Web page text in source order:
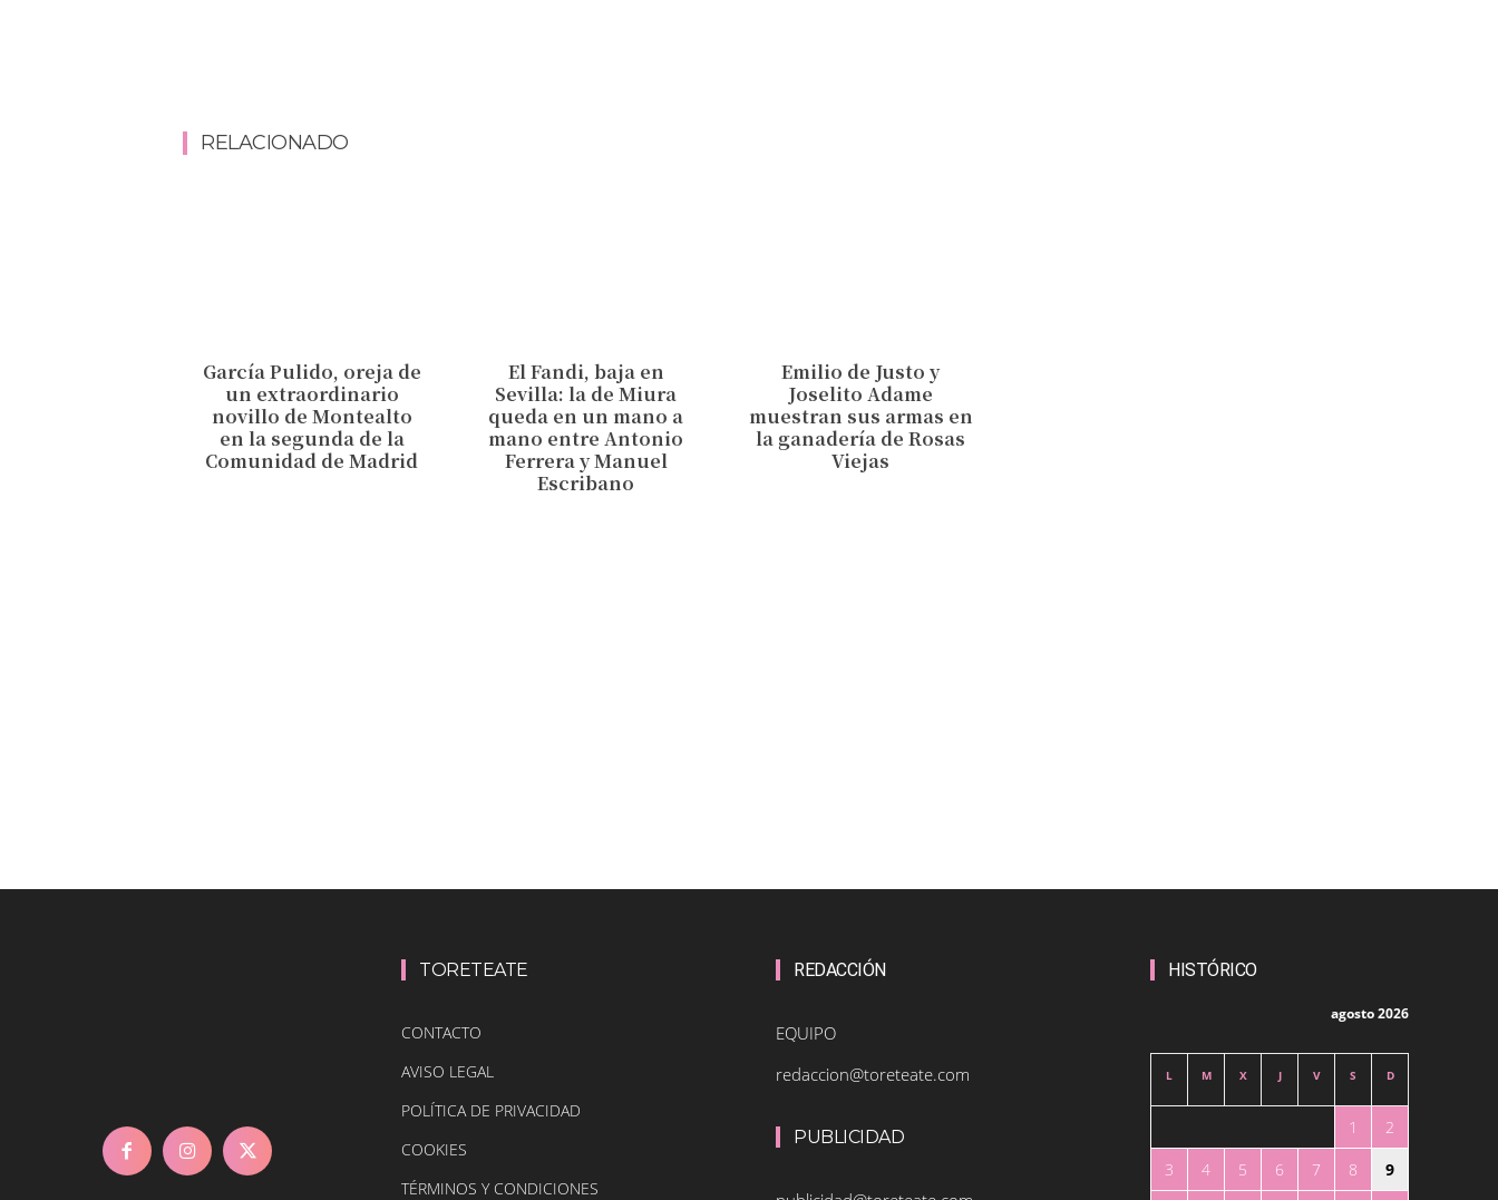
RELACIONADO
García Pulido, oreja de
un extraordinario
novillo de Montealto
en la segunda de la
Comunidad de Madrid
El Fandi, baja en
Sevilla: la de Miura
queda en un mano a
mano entre Antonio
Ferrera y Manuel
Escribano
Emilio de Justo y
Joselito Adame
muestran sus armas en
la ganadería de Rosas
Viejas
TORETEATE
CONTACTO
AVISO LEGAL
POLÍTICA DE PRIVACIDAD
COOKIES
TÉRMINOS Y CONDICIONES
REDACCIÓN
EQUIPO
redaccion@toreteate.com
PUBLICIDAD
HISTÓRICO
agosto 2026
L M X J V S D
1
2
3
4 5 6 7 8 9